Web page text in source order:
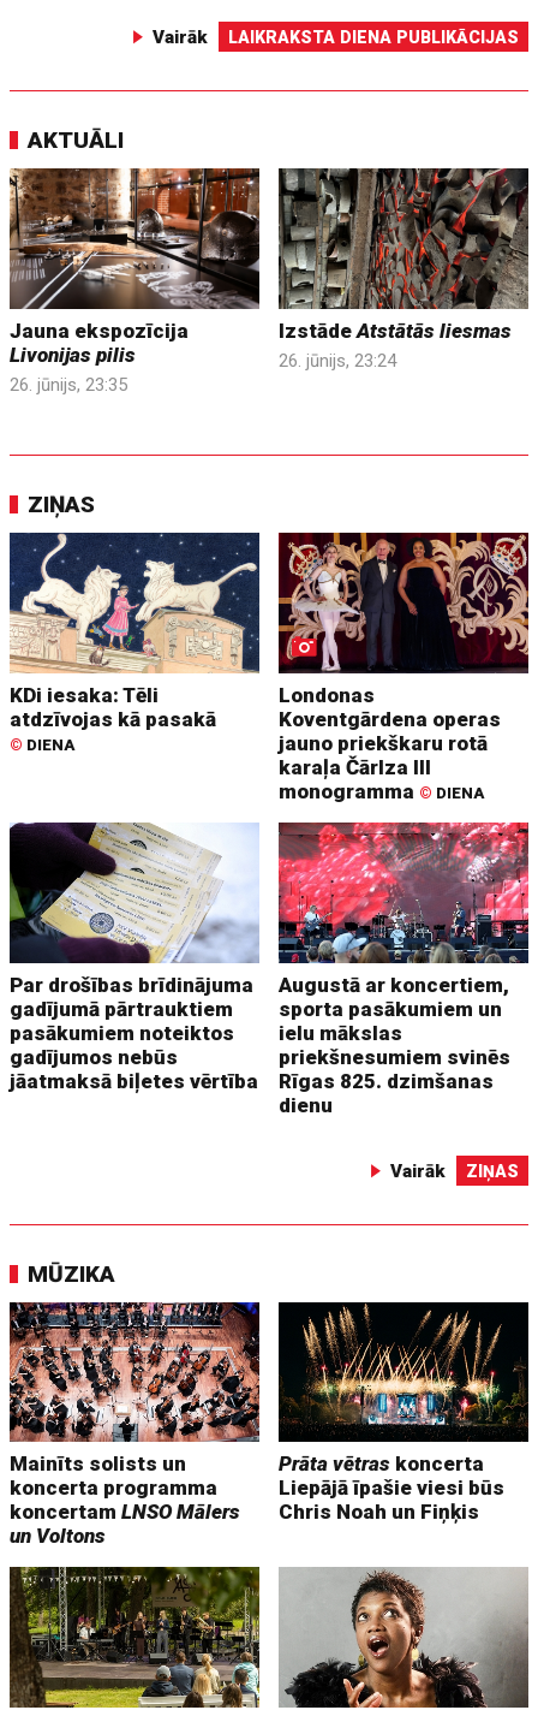
Vairāk LAIKRAKSTA DIENA PUBLIKĀCIJAS
AKTUĀLI
Jauna ekspozīcija
Livonijas pilis
26. jūnijs, 23:35
IzstādeAtstātās liesmas
26. jūnijs, 23:24
ZIŅAS
KDi iesaka: Tēli
atdzīvojas kā pasakā
© DIENA
Londonas
Koventgārdena operas
jauno priekškaru rotā
karaļa Čārlza III
monogramma © DIENA
Par drošības brīdinājuma
gadījumā pārtrauktiem
pasākumiem noteiktos
gadījumos nebūs
jāatmaksā biļetes vērtība
Augustā ar koncertiem,
sporta pasākumiem un
ielu mākslas
priekšnesumiem svinēs
Rīgas 825. dzimšanas
dienu
Vairāk ZIŅAS
MŪZIKA
Mainīts solists un
koncerta programma
koncertamLNSO Mālers
un Voltons
Prāta vētras koncerta
Liepājā īpašie viesi būs
Chris Noah un Fiņķis